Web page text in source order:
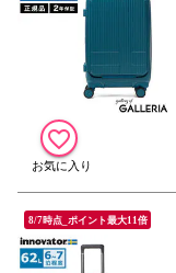
8/7時点_ポイント最大11倍